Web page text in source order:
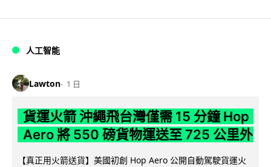
人工智能
Lawton 1 日
貨運火箭 沖繩飛台灣僅需 15 分鐘 Hop
Aero 將 550 磅貨物運送至 725 公里外
【真正用火箭送貨】美國初創 Hop Aero 公開自動駕駛貨運火